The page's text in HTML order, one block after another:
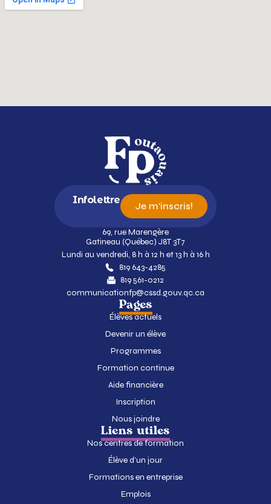
Infolettre
Je m'inscris!
69, rue Marengère
Gatineau (Québec) J8T 3T7
Lundi au vendredi, 8 h à 12 h et 13 h à 16 h
819 643-4285
819 561-0212
communicationfp@cssd.gouv.qc.ca
Pages
Élèves actuels
Devenir un élève
Programmes
Formation continue
Aide financière
Inscription
Nous joindre
Liens utiles
Nos centres de formation
Élève d’un jour
Formations en entreprise
Emplois